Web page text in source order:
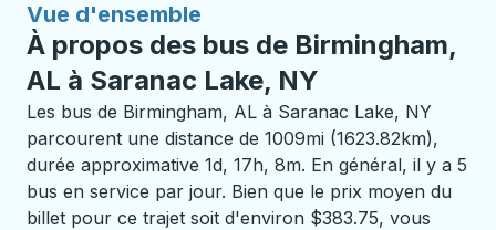
Vue d'ensemble
À propos des bus de Birmingham,
AL à Saranac Lake, NY
Les bus de Birmingham, AL à Saranac Lake, NY
parcourent une distance de 1009mi (1623.82km),
durée approximative 1d, 17h, 8m. En général, il y a 5
bus en service par jour. Bien que le prix moyen du
billet pour ce trajet soit d'environ $383.75, vous